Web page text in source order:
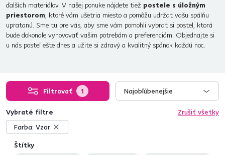
ďalších materiálov. V našej ponuke nájdete tiež postele s úložným
priestorom, ktoré vám ušetria miesto a pomôžu udržať vašu spálňu
upratanú. Sme tu pre vás, aby sme vám pomohli vybrať si postel, ktorá
bude dokonale vyhovovať vašim potrebám a preferenciám. Objednajte si
u nás posteľ ešte dnes a užite si zdravý a kvalitný spánok každú noc.
Filtrovať 1 Najobľúbenejšie
Štítky
Vybraté filtre
Zrušiť všetky
Farba: Vzor